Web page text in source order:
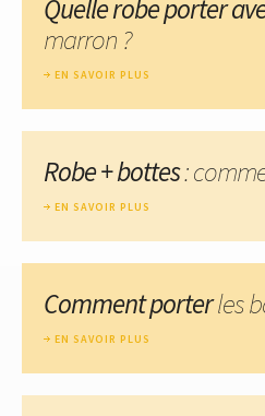
Quelle robe porter
marron ?
EN SAVOIR PLUS
Robe + bottes:
EN SAVOIR PLUS
Comment porterles
EN SAVOIR PLUS